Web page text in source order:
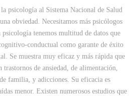
psicología al Sistema Nacional de Salud
obviedad. Necesitamos más psicólogos
psicología tenemos multitud de datos que
conductual como garante de éxito
Se muestra muy eficaz y más rápida que
de ansiedad, de alimentación,
familia, y adicciones. Su eficacia es
menor. Existen numerosos estudios que